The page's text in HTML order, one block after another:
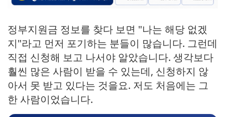
정부지원금 정보를 찾다 보면 "나는 해당 없겠
지"라고 먼저 포기하는 분들이 많습니다. 그런데
직접 신청해 보고 나서야 알았습니다. 생각보다
훨씬 많은 사람이 받을 수 있는데, 신청하지 않
아서 못 받고 있다는 것을요. 저도 처음에는 그
한 사람이었습니다.